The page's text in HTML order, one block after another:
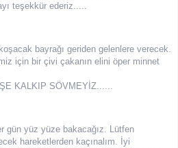
teşekkür ederiz.....
bayrağı geriden gelenlere verecek.
için bir çivi çakanın elini öper minnet
KALKIP SÖVMEYİZ......
gün yüz yüze bakacağız. Lütfen
hareketlerden kaçınalım. İyi